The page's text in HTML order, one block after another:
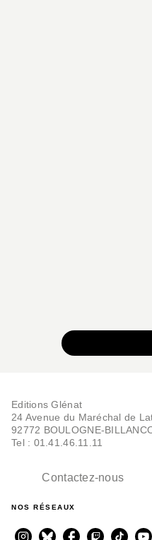
Editions Glénat
24 Avenue du Maréchal de
92772 BOULOGNE-
Tel : 01.41.46.11.11
Contactez-nous
NOS RÉSEAUX